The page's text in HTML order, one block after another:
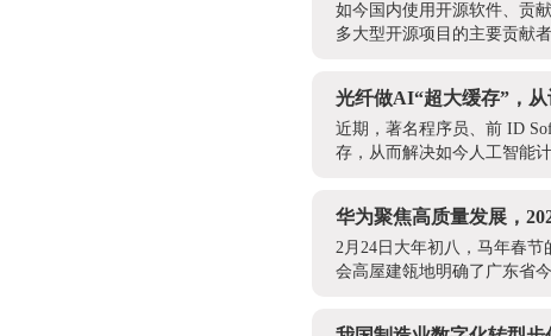
如今国内使用开源软件、贡
多大型开源项目的主要贡献
光纤做AI“超大缓存”，
近期，著名程序员、前 ID
存，从而解决如今人工智能
华为聚焦高质量发展，
2月24日大年初八，马年春
会高屋建瓴地明确了广东省